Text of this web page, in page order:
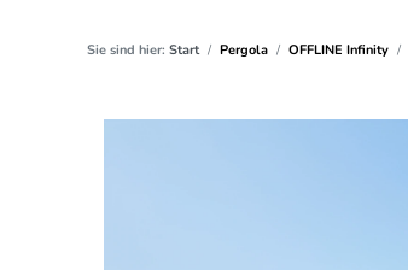
Sie sind hier: Start Pergola OFFLINE Infinity